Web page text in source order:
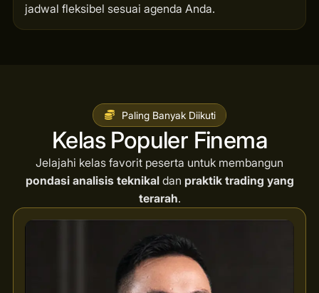
jadwal fleksibel sesuai agenda Anda.
Paling Banyak Diikuti
Kelas Populer Finema
Jelajahi kelas favorit peserta untuk membangun
pondasi analisis teknikaldan praktik trading yang
terarah.